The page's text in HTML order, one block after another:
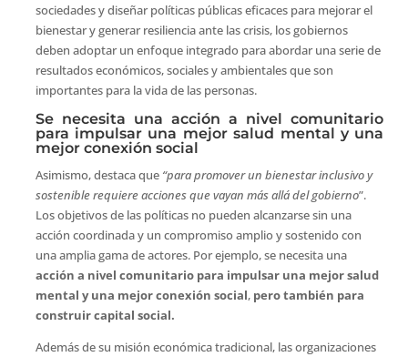
sociedades y diseñar políticas públicas eficaces para mejorar el
bienestar y generar resiliencia ante las crisis, los gobiernos
deben adoptar un enfoque integrado para abordar una serie de
resultados económicos, sociales y ambientales que son
importantes para la vida de las personas.
Se necesita una acción a nivel comunitario
para impulsar una mejor salud mental y una
mejor conexión social
Asimismo, destaca que “para promover un bienestar inclusivo y
sostenible requiere acciones que vayan más allá del gobierno”.
Los objetivos de las políticas no pueden alcanzarse sin una
acción coordinada y un compromiso amplio y sostenido con
una amplia gama de actores. Por ejemplo, se necesita una
acción a nivel comunitario para impulsar una mejor salud
mental y una mejor conexión social, pero también para
construir capital social.
Además de su misión económica tradicional, las organizaciones